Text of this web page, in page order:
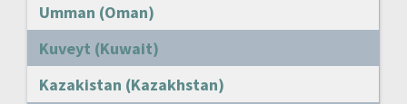
Umman (Oman)
Kuveyt (Kuwait)
Kazakistan (Kazakhstan)